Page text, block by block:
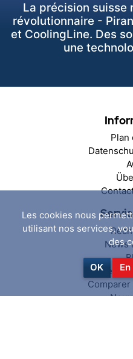
La précision suisse
révolutionnaire -
et CoolingLine. Des
une
Plan
News
Les cookies nous
utilisant nos services,
des
OK